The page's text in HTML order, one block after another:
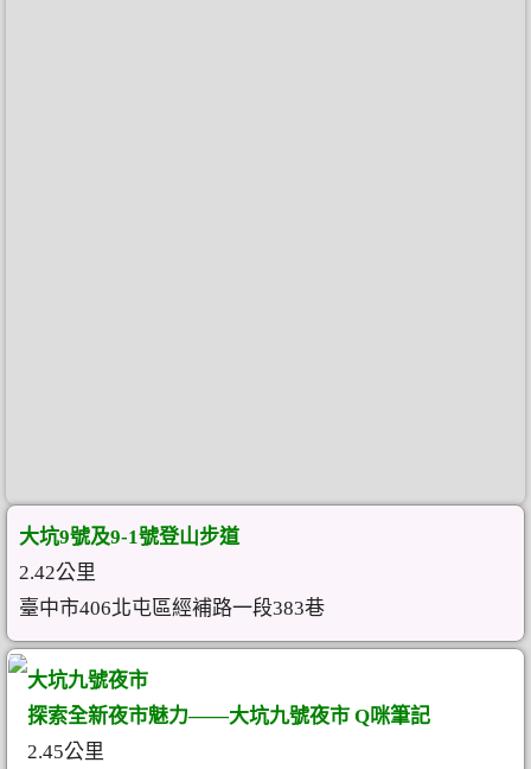
大坑9號及9-1號登山步道
2.42公里
臺中市406北屯區經補路一段383巷
大坑九號夜市
探索全新夜市魅力——大坑九號夜市 Q咪筆記
2.45公里